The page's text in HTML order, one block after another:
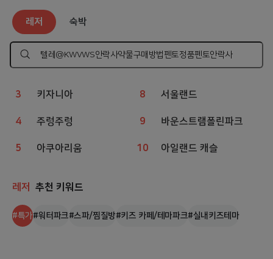
레저 숙박
하
레저 인기 검색어
1 웨이브파크
2 챔피언
3 키자니아
4 주렁주렁
5 아쿠아리움
6 상상체험 키즈월드
7 볼베어파크
8 서울랜드
9 바운스트램폴린파크
10 아일랜드 캐슬
레저 추천 키워드
#특가#워터파크#스파/찜질방#키즈 카페/테마파크#실내키즈테마